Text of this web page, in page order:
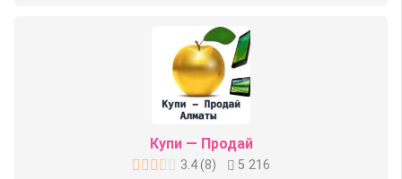
Купи — Продай
3.4(8)
5 216